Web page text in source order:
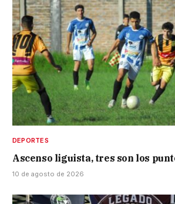
DEPORTES
Ascenso liguista, tres son los
10 de agosto de 2026